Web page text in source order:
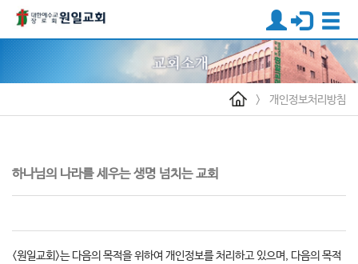
> 개인정보처리방침
하나님의 나라를 세우는 생명 넘치는 교회
<원일교회>는 다음의 목적을 위하여 개인정보를 처리하고 있으며, 다음의 목적